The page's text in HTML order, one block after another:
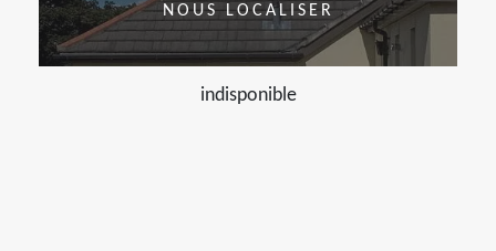
NOUS LOCALISER
indisponible